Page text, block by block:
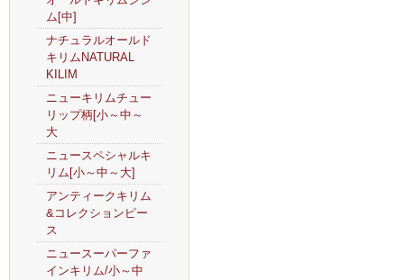
ム[中]
ナチュラルオールド
キリムNATURAL
KILIM
ニューキリムチュー
リップ柄[小～中～
大
ニュースペシャルキ
リム[小～中～大]
アンティークキリム
&コレクションピー
ス
ニュースーパーファ
インキリム/小～中